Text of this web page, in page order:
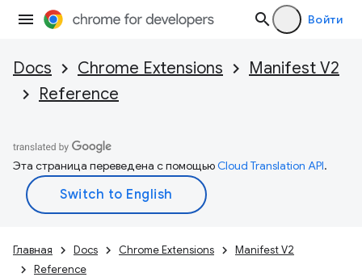
Войти
Docs Chrome Extensions
Manifest V2
Reference
Эта страница переведена с помощьюCloud Translation API.
Главная Docs Chrome Extensions
Manifest V2
Reference